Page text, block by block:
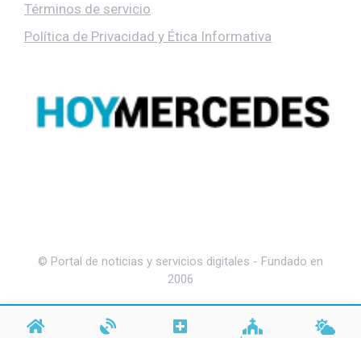
Términos de servicio
Política de Privacidad y Ética Informativa
© Portal de noticias y servicios digitales - Fundado en
2006